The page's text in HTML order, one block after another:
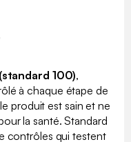
100),
à chaque étape de
produit est sain et ne
la santé. Standard
contrôles qui testent